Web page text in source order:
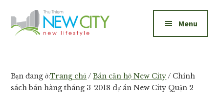
main
footer
Additional
menu
Thủ
Thiêm
cho
thuê
Menu
Bạn đang ở:Trang chủ/ Bán căn hộ New City/ Chính
sách bán hàng tháng 3-2018 dự án New City Quận 2